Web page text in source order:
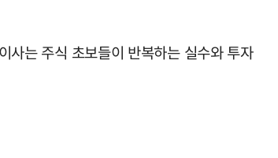
사는 주식 초보들이 반복하는 실수와 투자